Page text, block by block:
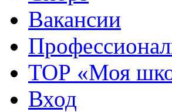
Вакансии
ТОР «Моя
Вход